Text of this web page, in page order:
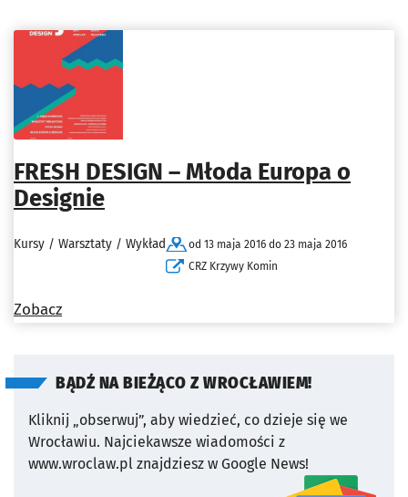
FRESH DESIGN – Młoda Europa o
Designie
Kursy / Warsztaty / Wykład
od 13 maja 2016 do 23 maja 2016
CRZ Krzywy Komin
Zobacz
BĄDŹ NA BIEŻĄCO Z WROCŁAWIEM!
Kliknij „obserwuj”, aby wiedzieć, co dzieje się we
Wrocławiu. Najciekawsze wiadomości z
www.wroclaw.pl znajdziesz w Google News!